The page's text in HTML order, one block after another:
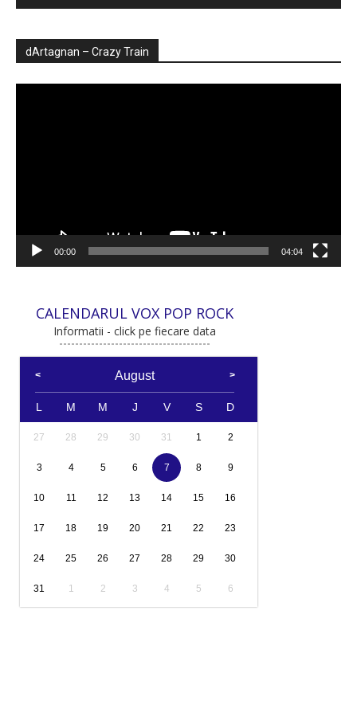
dArtagnan – Crazy Train
00:00 04:04
CALENDARUL VOX POP ROCK
Informatii - click pe fiecare data
August
L M M J V S D
27 28 29 30 31 1 2
3 4 5 6 7 8 9
10 11 12 13 14 15 16
17 18 19 20 21 22 23
24 25 26 27 28 29 30
31 1 2 3 4 5 6